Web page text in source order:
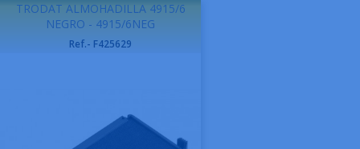
TRODAT ALMOHADILLA 4915/6
NEGRO - 4915/6NEG
Ref.- F425629